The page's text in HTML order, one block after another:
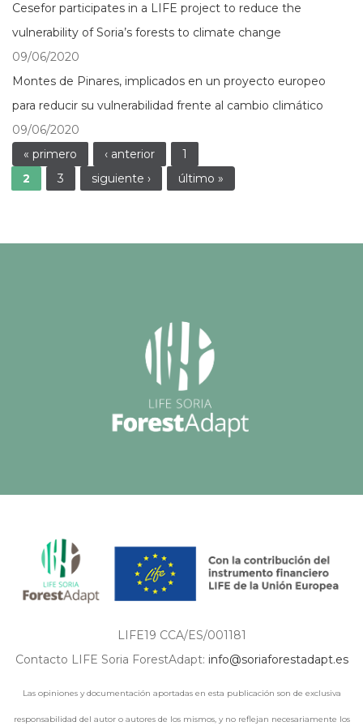
Cesefor participates in a LIFE project to reduce the
vulnerability of Soria’s forests to climate change
09/06/2020
Montes de Pinares, implicados en un proyecto europeo
para reducir su vulnerabilidad frente al cambio climático
09/06/2020
Páginas
« primero ‹ anterior
1
2
3 siguiente › último »
LIFE19 CCA/ES/001181
Contacto LIFE Soria ForestAdapt: info@soriaforestadapt.es
Las opiniones y documentación aportadas en esta publicación son de exclusiva
responsabilidad del autor o autores de los mismos, y no reflejan necesariamente los